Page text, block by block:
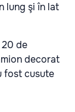
lung şi în lat
20 de
decorat
fost cusute